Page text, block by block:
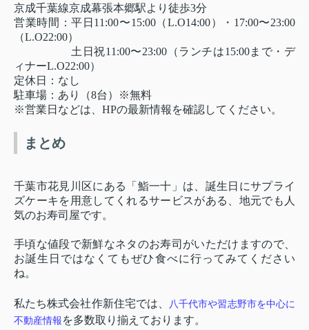
京成千葉線京成幕張本郷駅より徒歩3分
営業時間：平日11:00〜15:00（L.O14:00）・17:00〜23:00
（L.O22:00）
土日祝11:00〜23:00（ランチは15:00まで・デ
ィナーL.O22:00）
定休日：なし
駐車場：あり（8台）※無料
※営業日などは、HPの最新情報を確認してください。
まとめ
千葉市花見川区にある「鮨一十」は、誕生日にサプライ
ズケーキを用意してくれるサービスがある、地元でも人
気のお寿司屋です。
手頃な値段で新鮮なネタのお寿司がいただけますので、
お誕生日ではなくてもぜひ食べに行ってみてください
ね。
私たち株式会社作新住宅では、
八千代市や習志野市を中心に
不動産情報を多数取り揃えております。